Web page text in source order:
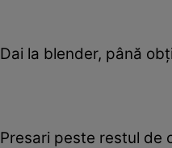
Dai la blender, până
Presari peste restul de